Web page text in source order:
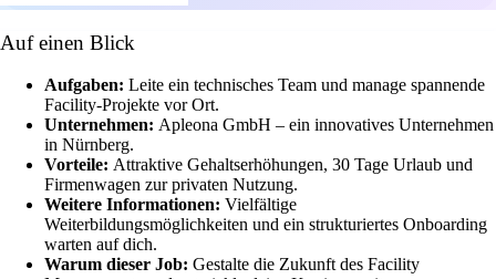
Auf einen Blick
Aufgaben: Leite ein technisches Team und manage spannende
Facility-Projekte vor Ort.
Unternehmen: Apleona GmbH – ein innovatives Unternehmen
in Nürnberg.
Vorteile: Attraktive Gehaltserhöhungen, 30 Tage Urlaub und
Firmenwagen zur privaten Nutzung.
Weitere Informationen: Vielfältige
Weiterbildungsmöglichkeiten und ein strukturiertes Onboarding
warten auf dich.
Warum dieser Job: Gestalte die Zukunft des Facility